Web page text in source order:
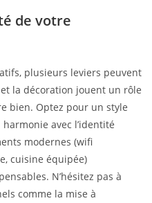
de votre
plusieurs leviers peuvent
la décoration jouent un rôle
bien. Optez pour un style
avec l’identité
modernes (wifi
cuisine équipée)
N’hésitez pas à
comme la mise à